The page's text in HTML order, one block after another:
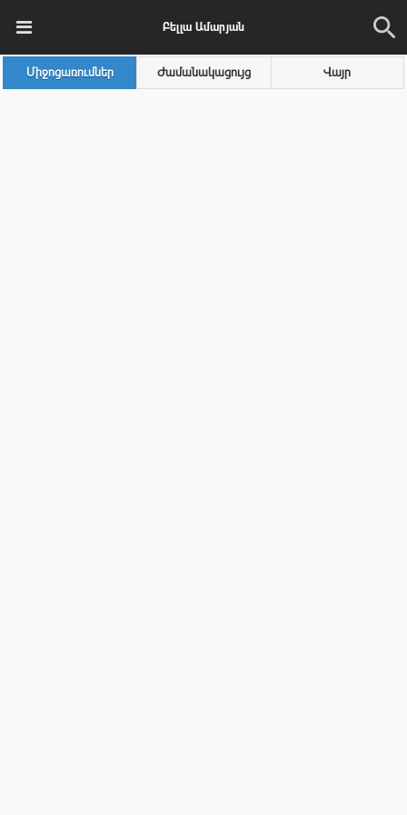
Բելլա Ամարյան
Միջոցառումներ Ժամանակացույց Վայր